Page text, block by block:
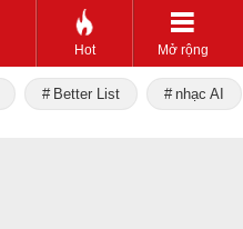
Hot Mở rộng
Better List nhạc AI